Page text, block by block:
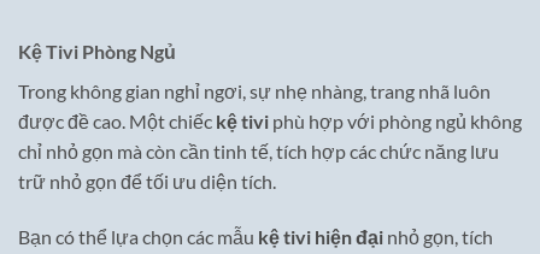
Kệ Tivi Phòng Ngủ
Trong không gian nghỉ ngơi, sự nhẹ nhàng, trang nhã luôn
được đề cao. Một chiếc kệ tivi phù hợp với phòng ngủ không
chỉ nhỏ gọn mà còn cần tinh tế, tích hợp các chức năng lưu
trữ nhỏ gọn để tối ưu diện tích.
Bạn có thể lựa chọn các mẫu kệ tivi hiện đại nhỏ gọn, tích